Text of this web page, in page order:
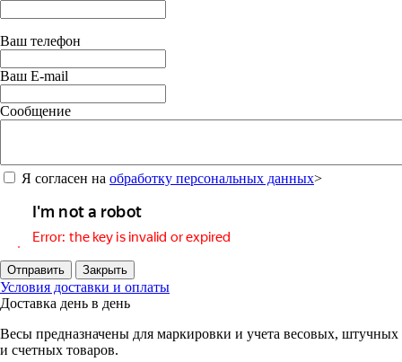
Ваш телефон
Ваш E-mail
Сообщение
Я согласен на обработку персональных данных>
Отправить Закрыть
Условия доставки и оплаты
Доставка день в день
Весы предназначены для маркировки и учета весовых, штучных
и счетных товаров.